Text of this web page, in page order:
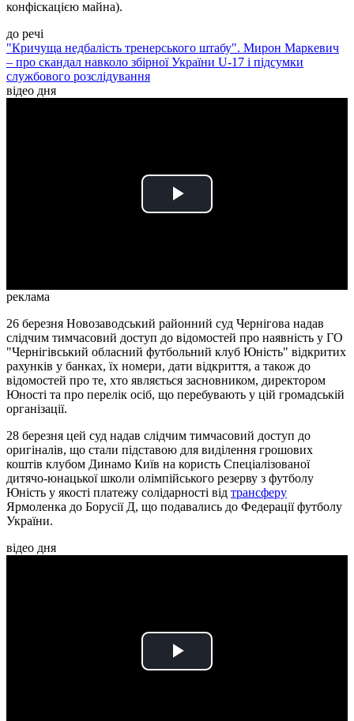
конфіскацією майна).
до речі
"Кричуща недбалість тренерського штабу". Мирон Маркевич
– про скандал навколо збірної України U-17 і підсумки
службового розслідування
відео дня
Play
реклама
26 березня Новозаводський районний суд Чернігова надав
слідчим тимчасовий доступ до відомостей про наявність у ГО
"Чернігівський обласний футбольний клуб Юність" відкритих
рахунків у банках, їх номери, дати відкриття, а також до
відомостей про те, хто являється засновником, директором
Юності та про перелік осіб, що перебувають у цій громадській
організації.
28 березня цей суд надав слідчим тимчасовий доступ до
оригіналів, що стали підставою для виділення грошових
коштів клубом Динамо Київ на користь Спеціалізованої
дитячо-юнацької школи олімпійського резерву з футболу
Юність у якості платежу солідарності від трансферу
Ярмоленка до Борусії Д, що подавались до Федерації футболу
України.
відео дня
Play